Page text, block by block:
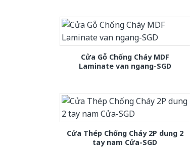
Cửa Gỗ Chống Cháy MDF
Laminate van ngang-SGD
Cửa Thép Chống Cháy 2P dung 2
tay nam Cửa-SGD